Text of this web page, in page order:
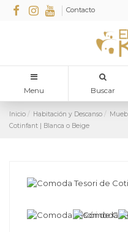
Contacto
Menu Buscar
Inicio Habitación y Descanso
Cotinfant | Blanca o Beige